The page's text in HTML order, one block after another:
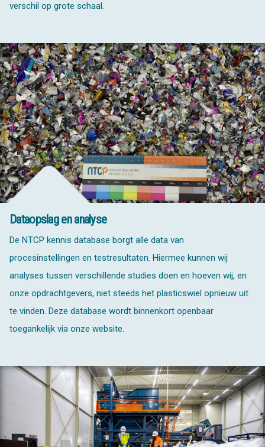
verschil op grote schaal.
Dataopslag en analyse
De NTCP kennis database borgt alle data van
procesinstellingen en testresultaten. Hiermee kunnen wij
analyses tussen verschillende studies doen en hoeven wij, en
onze opdrachtgevers, niet steeds het plasticswiel opnieuw uit
te vinden. Deze database wordt binnenkort openbaar
toegankelijk via onze website.